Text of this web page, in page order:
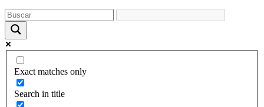
Exact matches only
Search in title